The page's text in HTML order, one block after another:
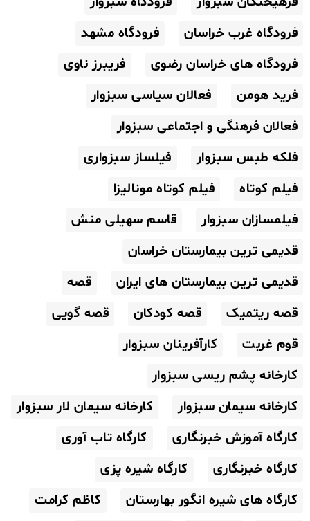
فرودگاه غرب خراسان
فرودگاه مشهد
فرودگاه های خراسان رضوی
فریبرز ناوی
فرید هومن
فعالان سیاسی سبزوار
فعالان فرهنگی و اجتماعی سبزوار
فلکه طبس سبزوار
فیلساز سبزواری
فیلم کوتاه
فیلم کوتاه مونالیزا
فیلمسازان سبزوار
قاسم سهیلی منش
قدیمی ترین بیمارستان خراسان
قدیمی ترین بیمارستان های ایران
قصه
قصه ریتمیک
قصه کودکان
قصه گویی
قوم غربت
کارآفرینان سبزوار
کارخانه پشم ریسی سبزوار
کارخانه سیمان سبزوار
کارخانه سیمان لار سبزوار
کارگاه آموزش خبرنگاری
کارگاه تاب آوری
کارگاه خبرنگاری
کارگاه شیره پزی
کارگاه های شیره انگور بهارستان
کاظم کرامت